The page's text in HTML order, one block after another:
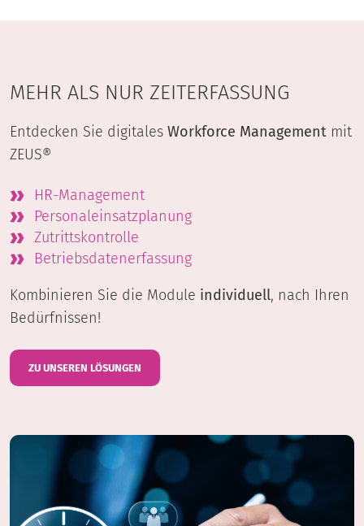
MEHR ALS NUR ZEITERFASSUNG
Entdecken Sie digitales Workforce Management mit
ZEUS®
HR-Management
Personaleinsatzplanung
Zutrittskontrolle
Betriebsdatenerfassung
Kombinieren Sie die Module individuell, nach Ihren
Bedürfnissen!
ZU UNSEREN LÖSUNGEN